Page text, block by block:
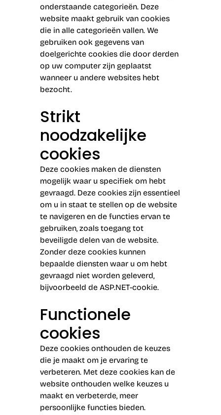
onderstaande categorieën. Deze
website maakt gebruik van cookies
die in alle categorieën vallen. We
gebruiken ook gegevens van
doelgerichte cookies die door derden
op uw computer zijn geplaatst
wanneer u andere websites hebt
bezocht.
Strikt
noodzakelijke
cookies
Deze cookies maken de diensten
mogelijk waar u specifiek om hebt
gevraagd. Deze cookies zijn essentieel
om u in staat te stellen op de website
te navigeren en de functies ervan te
gebruiken, zoals toegang tot
beveiligde delen van de website.
Zonder deze cookies kunnen
bepaalde diensten waar u om hebt
gevraagd niet worden geleverd,
bijvoorbeeld de ASP.NET-cookie.
Functionele
cookies
Deze cookies onthouden de keuzes
die je maakt om je ervaring te
verbeteren. Met deze cookies kan de
website onthouden welke keuzes u
maakt en verbeterde, meer
persoonlijke functies bieden.